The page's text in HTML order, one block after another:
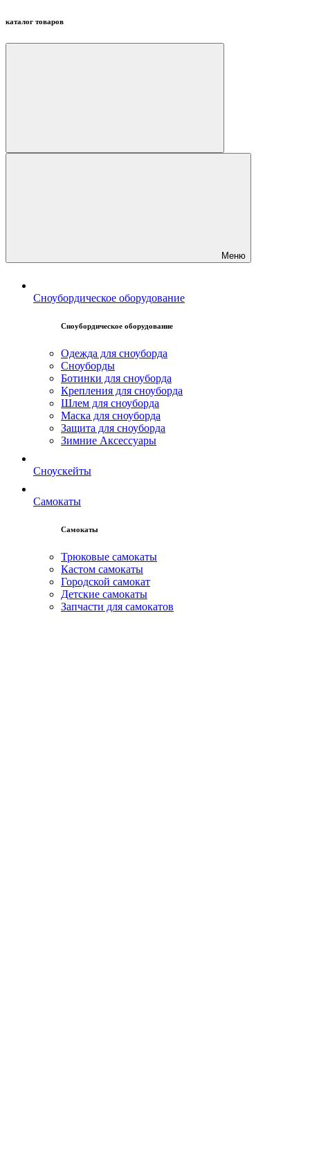
каталог товаров
Меню
Сноубордическое оборудование
Сноубордическое оборудование
Одежда для сноуборда
Сноуборды
Ботинки для сноуборда
Крепления для сноуборда
Шлем для сноуборда
Маска для сноуборда
Защита для сноуборда
Зимние Аксессуары
Сноускейты
Самокаты
Самокаты
Трюковые самокаты
Кастом самокаты
Городской самокат
Детские самокаты
Запчасти для самокатов